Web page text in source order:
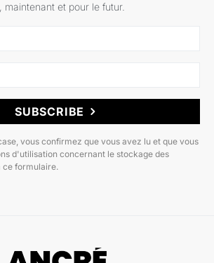
maintenant et pour le futur.
SUBSCRIBE
vous confirmez que vous avez lu et que vous
d'utilisation concernant le stockage des
ce formulaire.